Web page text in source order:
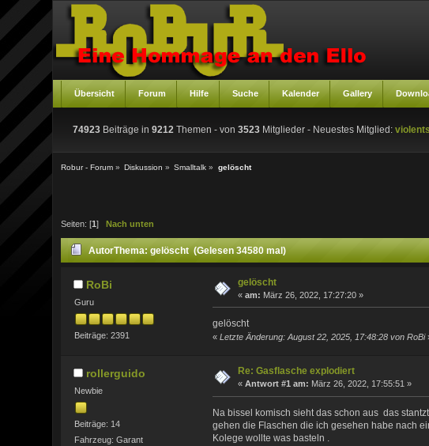
Übersicht Forum Hilfe Suche Kalender Gallery
74923 Beiträge in9212 Themen - von3523 Mitglieder - Neuestes Mitglied:
Robur - Forum » Diskussion » Smalltalk » gelöscht
Seiten: [1] Nach unten
AutorThema: gelöscht (Gelesen 34580 mal)
RoBi
Guru
Beiträge: 2391
gelöscht
«am: März 26, 2022, 17:27:20 »
gelöscht
«Letzte Änderung: August 22, 2025, 17:48:28 von RoBi
rollerguido
Newbie
Beiträge: 14
Fahrzeug: Garant
Re: Gasflasche explodiert
«Antwort #1 am: März 26, 2022, 17:55:51 »
Na bissel komisch sieht das schon aus das
gehen die Flaschen die ich gesehen habe nach
Kolege wollte was basteln .